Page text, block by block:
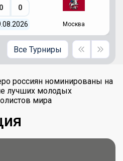
0 0
Москва
Все Турниры
россиян номинированы на
лучших молодых
мира